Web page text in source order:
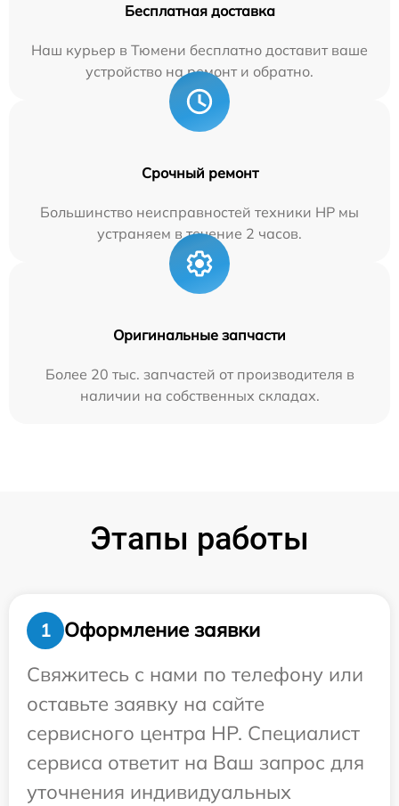
Бесплатная доставка
Наш курьер в Тюмени бесплатно доставит ваше
устройство на ремонт и обратно.
Срочный ремонт
Большинство неисправностей техники HP мы
устраняем в течение 2 часов.
Оригинальные запчасти
Более 20 тыс. запчастей от производителя в
наличии на собственных складах.
Этапы работы
1
Оформление заявки
Свяжитесь с нами по телефону или
оставьте заявку на сайте
сервисного центра HP. Специалист
сервиса ответит на Ваш запрос для
уточнения индивидуальных